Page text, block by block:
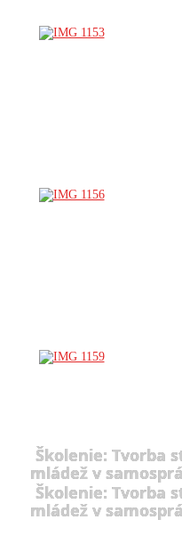
Školenie: Tvorba
mládež v
Školenie: Tvorba
mládež v